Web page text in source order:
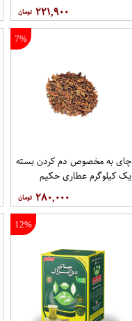
۲۲۱,۹۰۰
7%
چای به مخصوص دم کردن بسته
یک کیلوگرم عطاری حکیم
۲۸۰,۰۰۰
12%